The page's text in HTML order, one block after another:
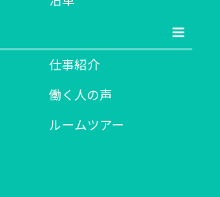
仕事紹介
働く人の声
ルームツアー